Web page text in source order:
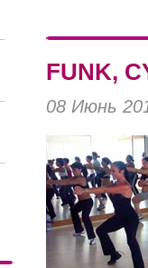
FUNK,
08 Июнь